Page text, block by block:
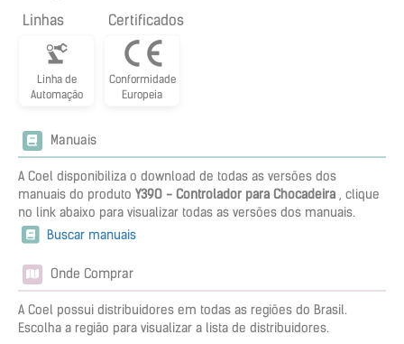
Linhas
Linha de
Automação
Certificados
Conformidade
Europeia
Manuais
A Coel disponibiliza o download de todas as versões dos
manuais do produto Y39O - Controlador para Chocadeira , clique
no link abaixo para visualizar todas as versões dos manuais.
Buscar manuais
Onde Comprar
A Coel possui distribuidores em todas as regiões do Brasil.
Escolha a região para visualizar a lista de distribuidores.